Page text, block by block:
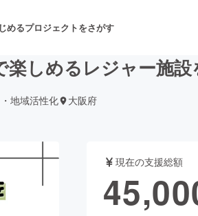
めるプロジェクトをさがす
舞台・パフォーマンス
しめるレジャー施設
地域活性化 大阪府
現在の支援総額